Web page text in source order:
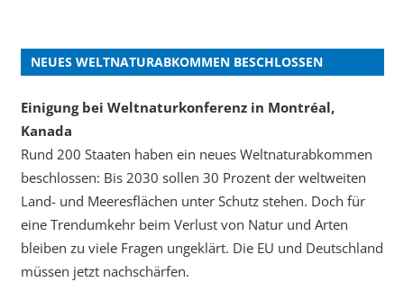
NEUES WELTNATURABKOMMEN BESCHLOSSEN
Einigung bei Weltnaturkonferenz in Montréal,
Kanada
Rund 200 Staaten haben ein neues Weltnaturabkommen
beschlossen: Bis 2030 sollen 30 Prozent der weltweiten
Land- und Meeresflächen unter Schutz stehen. Doch für
eine Trendumkehr beim Verlust von Natur und Arten
bleiben zu viele Fragen ungeklärt. Die EU und Deutschland
müssen jetzt nachschärfen.